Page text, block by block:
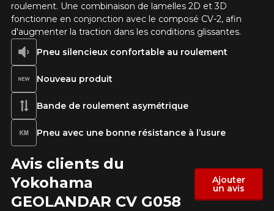
roulement. Une combinaison de lamelles 2D et 3D
fonctionne en conjonction avec le composé CV-2, afin
d'augmenter la traction dans les conditions glissantes.
Pneu silencieux confortable au roulement
Nouveau produit
Bande de roulement asymétrique
Pneu avec une bonne résistance à l’usure
Avis clients du
Yokohama
GEOLANDAR CV G058
Ajouter
un avis